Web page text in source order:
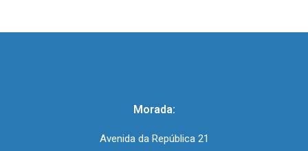
Morada:
Avenida da República 21